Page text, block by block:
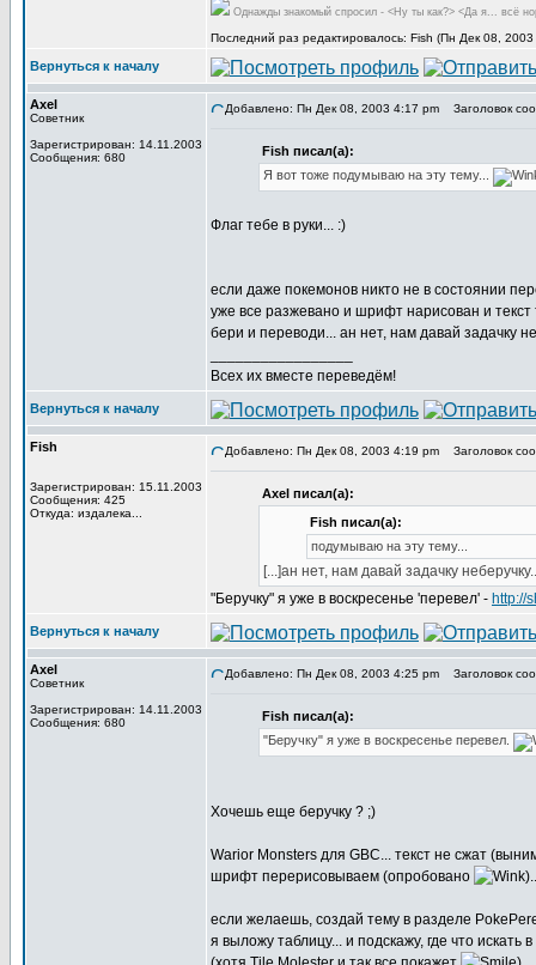
Однажды знакомый спросил - <Ну ты как?> <Да я... всё
Последний раз редактировалось: Fish (Пн Дек 08,
Вернуться к началу
Axel
Советник
Зарегистрирован: 14.11.2003
Сообщения: 680
Добавлено: Пн Дек 08, 2003 4:17 pm Заголовок
Fish писал(а):
Я вот тоже подумываю на эту тему...
Флаг тебе в руки... :)
если даже покемонов никто не в состоянии
уже все разжевано и шрифт нарисован и текст
бери и переводи... ан нет, нам давай задачку
Всех их вместе переведём!
Вернуться к началу
Fish
Зарегистрирован: 15.11.2003
Сообщения: 425
Откуда: издалека...
Добавлено: Пн Дек 08, 2003 4:19 pm Заголовок
Axel писал(а):
Fish писал(а):
подумываю на эту тему...
[...]ан нет, нам давай задачку
"Беручку" я уже в воскресенье 'перевел' - http://
Вернуться к началу
Axel
Советник
Зарегистрирован: 14.11.2003
Сообщения: 680
Добавлено: Пн Дек 08, 2003 4:25 pm Заголовок
Fish писал(а):
"Беручку" я уже в воскресенье перевел.
Хочешь еще беручку ? ;)
Warior Monsters для GBC... текст не сжат
шрифт перерисовываем (опробовано
если желаешь, создай тему в разделе
я выложу таблицу... и подскажу, где что искать